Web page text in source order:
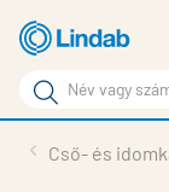
tartalomhoz
Keresési
kifejezés
Oldalak
keresése
Cső- és